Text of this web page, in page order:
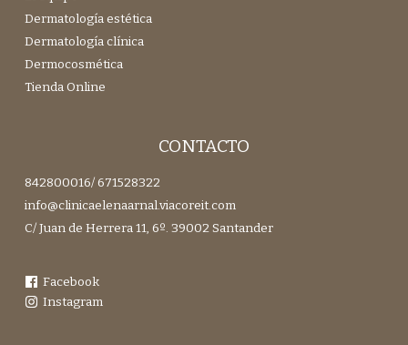
Dermatología estética
Dermatología clínica
Dermocosmética
Tienda Online
CONTACTO
842800016/ 671528322
info@clinicaelenaarnal.viacoreit.com
C/ Juan de Herrera 11, 6º. 39002 Santander
Facebook
Instagram